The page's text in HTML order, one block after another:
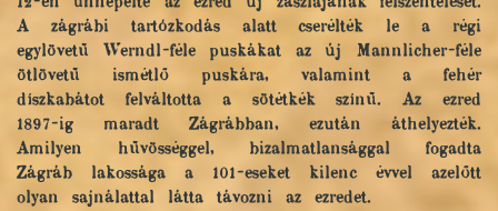
A zágrábi tartózkodás alatt cserélték le a régi
egylövetű Werndl-féle puskákat az új Mannlicher-féle
ötlövetű ismétlő puskára, valamint a fehér
díszkabátot felváltotta a sötétkék színű. Az ezred
1897-ig maradt Zágrábban, ezután áthelyezték.
Amilyen hűvösséggel, bizalmatlansággal fogadta
Zágráb lakossága a 101-eseket kilenc évvel azelőtt
olyan sajnálattal látta távozni az ezredet.